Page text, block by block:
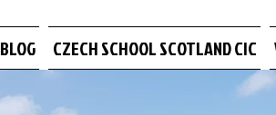
BLOG CZECH SCHOOL SCOTLAND CIC